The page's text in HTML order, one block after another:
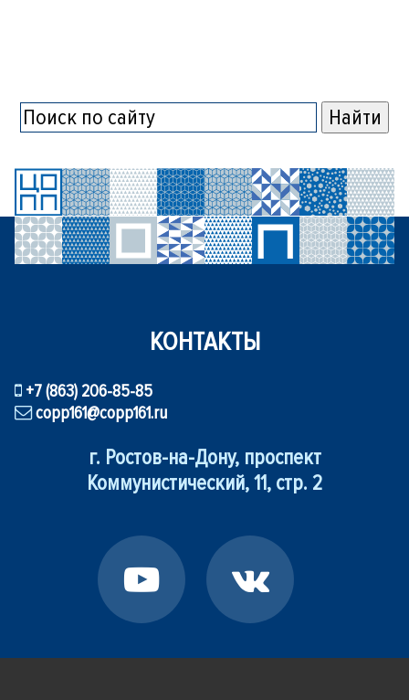
КОНТАКТЫ
+7 (863) 206-85-85
copp161@copp161.ru
г. Ростов-на-Дону, проспект
Коммунистический, 11, стр. 2